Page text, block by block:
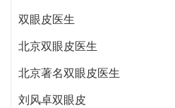
双眼皮医生
北京双眼皮医生
北京著名双眼皮医生
刘风卓双眼皮